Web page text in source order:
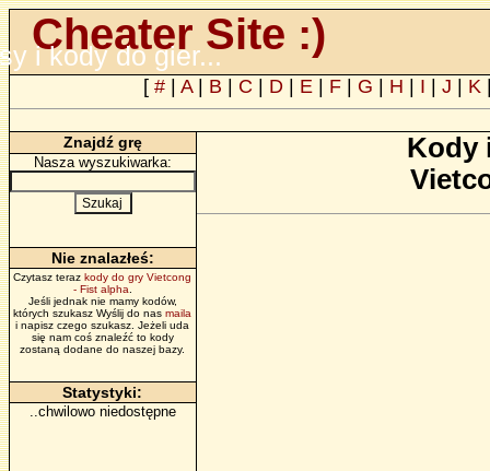
Cheater Site :)
i kody do gier...
[ # A| B C D E F G H I J K
Znajdź grę
Nasza wyszukiwarka:
Nie znalazłeś:
Czytasz terazkody do gry Vietcong
- Fist alpha
Jeśli jednak nie mamy kodów,
których szukasz Wyślij do nasmaila
i napisz czego szukasz. Jeżeli uda
się nam coś znaleźć to kody
zostaną dodane do naszej bazy.
Statystyki:
..chwilowo niedostępne
Kody